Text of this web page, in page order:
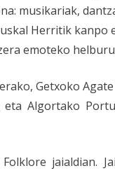
musikariak,
Herritik kanpo
emoteko
Getxoko
Algortako
jaialdian.